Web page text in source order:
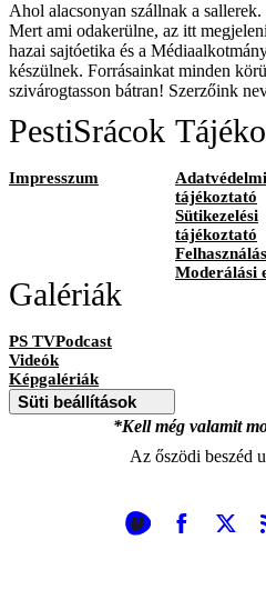
Ahol alacsonyan szállnak a
Mert ami odakerülne, az itt
hazai sajtóetika és a
készülnek. Forrásainkat minden
szivárogtasson bátran! Szerzőink
PestiSrácok
Impresszum
Adatvédelmi
tájékoztató
Sütikezelési
tájékoztató
Moderálási
Galériák
PS TVPodcast
Videók
Képgalériák
Süti beállítások
*Kell még valamit
Az őszödi beszéd